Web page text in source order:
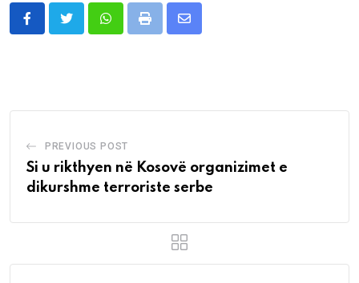
WhatsappPrint
Share
PREVIOUS POST
Si u rikthyen në Kosovë organizimet e
dikurshme terroriste serbe